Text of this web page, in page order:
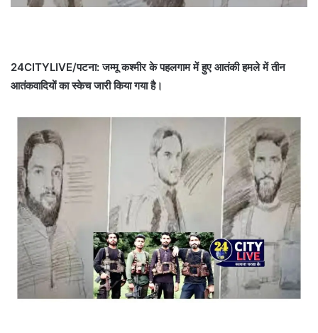
24CITYLIVE/पटना: जम्मू कश्मीर के पहलगाम में हुए आतंकी हमले ‎में तीन
आतंकवादियों का स्केच जारी किया ‎गया है।